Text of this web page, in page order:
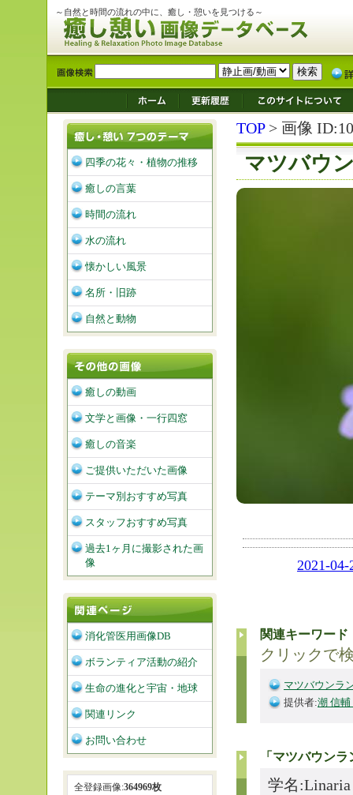
～自然と時間の流れの中に、癒し・憩いを見つける～
TOP> 画像
マツバウ
2021-04-
関連キーワード
クリックで
マツバウンラ
提供者:潮 信
「マツバウン
学名
四季の花々・植物の推移
癒しの言葉
時間の流れ
水の流れ
懐かしい風景
名所・旧跡
自然と動物
癒しの動画
文学と画像・一行四窓
癒しの音楽
ご提供いただいた画像
テーマ別おすすめ写真
スタッフおすすめ写真
過去1ヶ月に撮影された画
像
消化管医用画像DB
ボランティア活動の紹介
生命の進化と宇宙・地球
関連リンク
お問い合わせ
全登録画像:364969枚